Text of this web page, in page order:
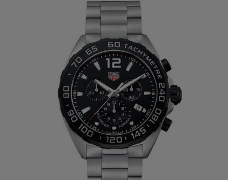
Heeft u verder vragen over
horloge merken
opnemen met onze zaak. Bekijk snel het aanbod
kwalitatieve horloge merkenen bijzondere
bij Clem Vercammen.